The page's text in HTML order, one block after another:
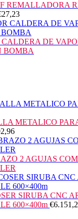
REMALLADORA
27,23
DE
BOMBA
METALICO
2 AGUJAS
SIRUBA CNC
600×400m €